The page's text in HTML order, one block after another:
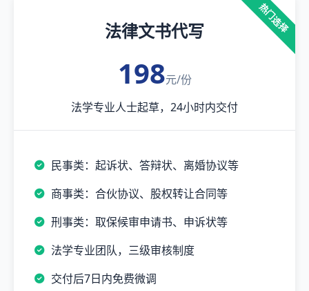
热门选择
法律文书代写
198元/份
法学专业人士起草，24小时内交付
民事类：起诉状、答辩状、离婚协议等
商事类：合伙协议、股权转让合同等
刑事类：取保候审申请书、申诉状等
法学专业团队，三级审核制度
交付后7日内免费微调